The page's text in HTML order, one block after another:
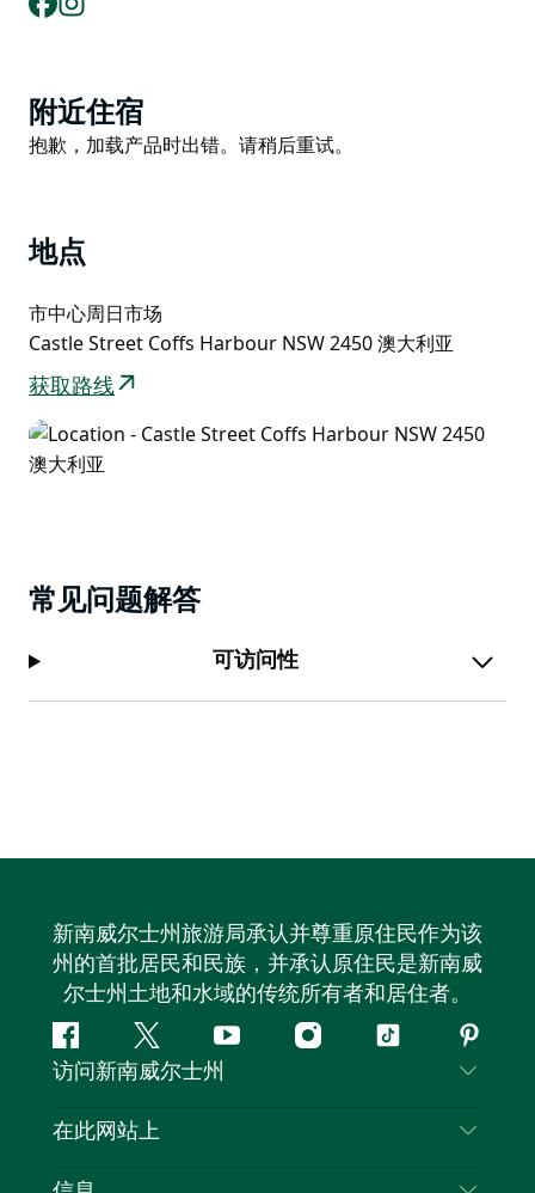
Product
List
附近住宿
Product
抱歉，加载产品时出错。请稍后重试。
地点
市中心周日市场
Castle Street Coffs Harbour NSW 2450 澳大利亚
获取路线
常见问题解答
可访问性
新南威尔士州旅游局承认并尊重原住民作为该
州的首批居民和民族，并承认原住民是新南威
尔士州土地和水域的传统所有者和居住者。
Facebook叽
叽
喳
YouTubeInstagram
抖
访问新南威尔士州
联系我们
在此网站上
目的地